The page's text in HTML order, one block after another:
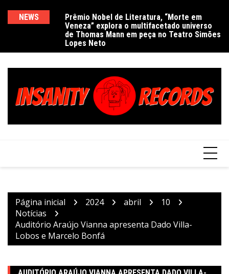
NEWS
Prêmio Nobel de Literatura, “Morte em
Veneza” explora o multifacetado universo
de Thomas Mann em peça no Teatro Simões
Lopes Neto
Página inicial 2024 abril
10
Notícias
Auditório Araújo Vianna apresenta Dado Villa-
Lobos e Marcelo Bonfá